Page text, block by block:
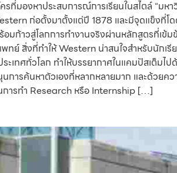
รที่มองหาประสบการณ์การเรียนในสไตล์ “
ก่อตั้งมาตั้งแต่ปี 1878 และมีจุดแข็งที่โด
ก้าวสู่โลกการทำงานจริงผ่านหลักสูตรที่เข้
สิ่งที่ทำให้ Western น่าสนใจสำหรับนักเรี
ทั่วโลก ทำให้บรรยากาศในแคมปัสเต็มไป
ารค้นหาตัวเองที่หลากหลายมาก และด้วย
การทำ Research หรือ Internship […]